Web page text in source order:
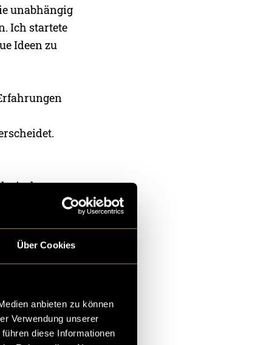
Über Cookies
anbieten zu können
Verwendung unserer
diese Informationen
unabhängig
Ich startete
Ideen zu
der Farb-
mit